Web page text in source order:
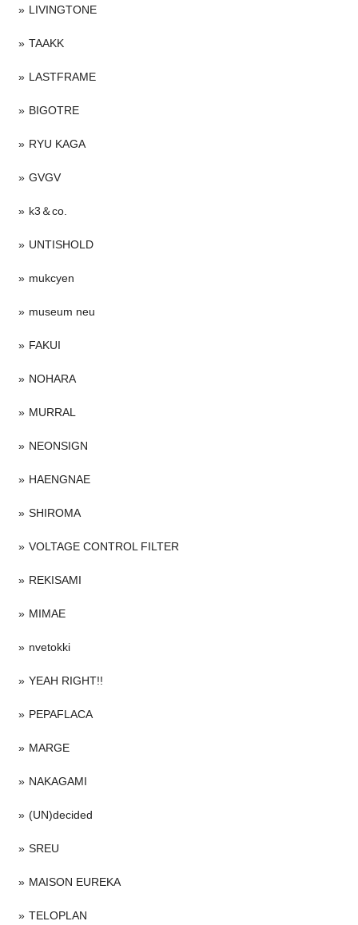
LIVINGTONE
TAAKK
LASTFRAME
BIGOTRE
RYU KAGA
GVGV
k3＆co.
UNTISHOLD
mukcyen
museum neu
FAKUI
NOHARA
MURRAL
NEONSIGN
HAENGNAE
SHIROMA
VOLTAGE CONTROL FILTER
REKISAMI
MIMAE
nvetokki
YEAH RIGHT!!
PEPAFLACA
MARGE
NAKAGAMI
(UN)decided
SREU
MAISON EUREKA
TELOPLAN